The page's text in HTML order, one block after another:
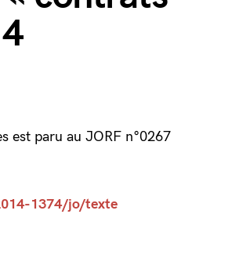
est paru au JORF n°0267
1374/jo/texte